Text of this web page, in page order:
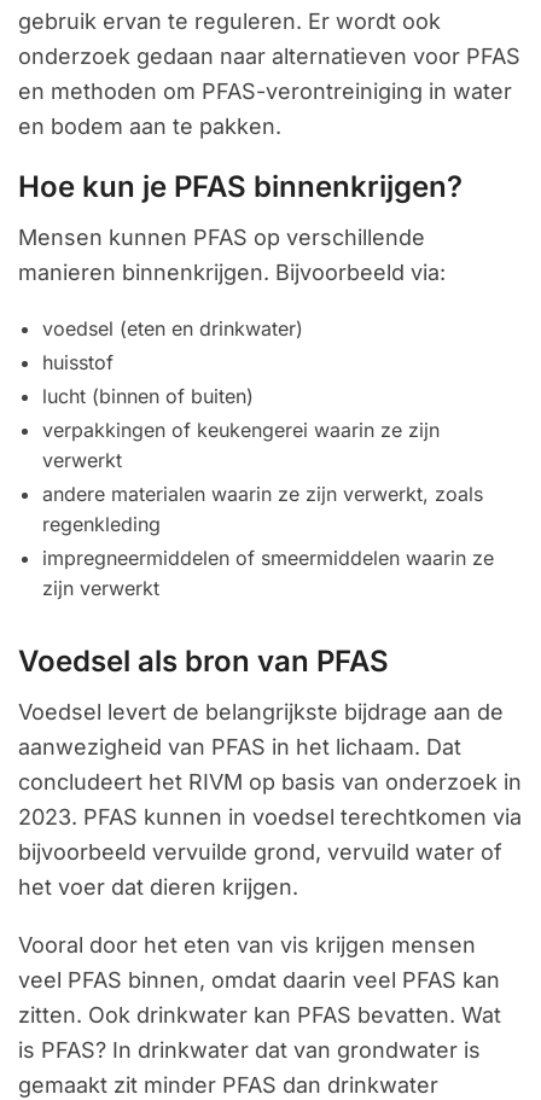
gebruik ervan te reguleren. Er wordt ook
onderzoek gedaan naar alternatieven voor PFAS
en methoden om PFAS-verontreiniging in water
en bodem aan te pakken.
Hoe kun je PFAS binnenkrijgen?
Mensen kunnen PFAS op verschillende
manieren binnenkrijgen. Bijvoorbeeld via:
voedsel (eten en drinkwater)
huisstof
lucht (binnen of buiten)
verpakkingen of keukengerei waarin ze zijn
verwerkt
andere materialen waarin ze zijn verwerkt, zoals
regenkleding
impregneermiddelen of smeermiddelen waarin ze
zijn verwerkt
Voedsel als bron van PFAS
Voedsel levert de belangrijkste bijdrage aan de
aanwezigheid van PFAS in het lichaam. Dat
concludeert het RIVM op basis van onderzoek in
2023. PFAS kunnen in voedsel terechtkomen via
bijvoorbeeld vervuilde grond, vervuild water of
het voer dat dieren krijgen.
Vooral door het eten van vis krijgen mensen
veel PFAS binnen, omdat daarin veel PFAS kan
zitten. Ook drinkwater kan PFAS bevatten. Wat
is PFAS? In drinkwater dat van grondwater is
gemaakt zit minder PFAS dan drinkwater